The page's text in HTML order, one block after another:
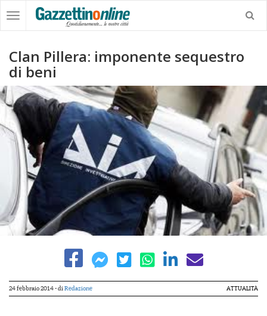
Clan Pillera: imponente sequestro
di beni
24 febbraio 2014- di Redazione ATTUALITÀ